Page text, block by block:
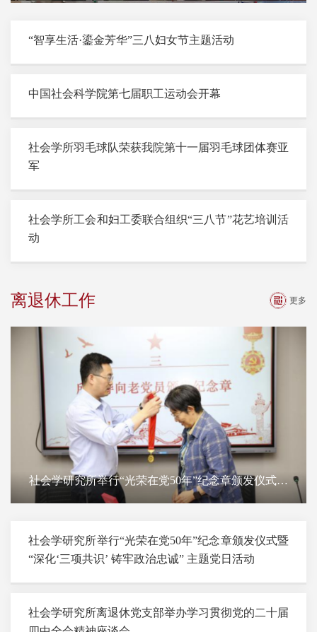
“智享生活·鎏金芳华”三八妇女节主题活动
中国社会科学院第七届职工运动会开幕
社会学所羽毛球队荣获我院第十一届羽毛球团体赛亚
军
社会学所工会和妇工委联合组织“三八节”花艺培训活
动
离退休工作 更多
社会学研究所举行“光荣在党50年”纪念章颁发仪式暨
“深化‘三项共识’ 铸牢政治忠诚” 主题党日活动
社会学研究所举行“光荣在党50年”纪念章颁发仪式暨
“深化‘三项共识’ 铸牢政治忠诚” 主题党日活动
社会学研究所离退休党支部举办学习贯彻党的二十届